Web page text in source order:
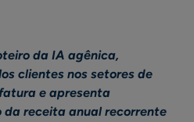
da IA agênica,
clientes nos setores de
e apresenta
receita anual recorrente